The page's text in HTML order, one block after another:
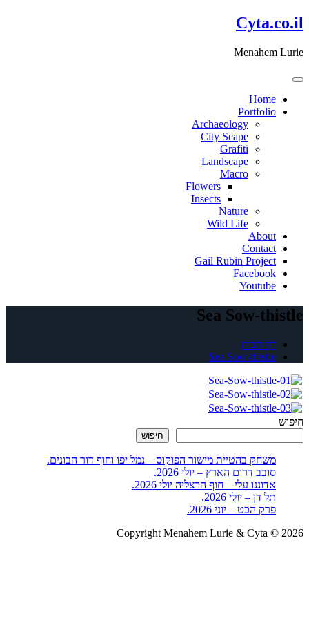
דלג
לתוכן
Cyta.co.il
Menahem Lurie
Home
Portfolio
Archaeology
City Scape
Grafiti
Landscape
Macro
Flowers
Insects
Nature
Wild Life
About
Contact
Gail Rubin Project
Facebook
Youtube
Sea Sow-thistle
דף הבית
Sea Sow-thistle
חיפוש
חיפוש
משחק בהטיית מישור הפוקוס – נמל יפו וחוף דור הבונים.
סובב דרום הארץ – יולי 2026.
אדוננו עלי – חוף הרצליה יולי 2026.
תל דן – יולי 2026.
פרק הכט – יוני 2026.
Copyright Menahem Lurie & Cyta © 2026